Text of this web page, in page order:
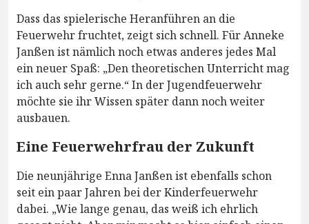
Dass das spielerische Heranführen an die
Feuerwehr fruchtet, zeigt sich schnell. Für Anneke
Janßen ist nämlich noch etwas anderes jedes Mal
ein neuer Spaß: „Den theoretischen Unterricht mag
ich auch sehr gerne.“ In der Jugendfeuerwehr
möchte sie ihr Wissen später dann noch weiter
ausbauen.
Eine Feuerwehrfrau der Zukunft
Die neunjährige Enna Janßen ist ebenfalls schon
seit ein paar Jahren bei der Kinderfeuerwehr
dabei. „Wie lange genau, das weiß ich ehrlich